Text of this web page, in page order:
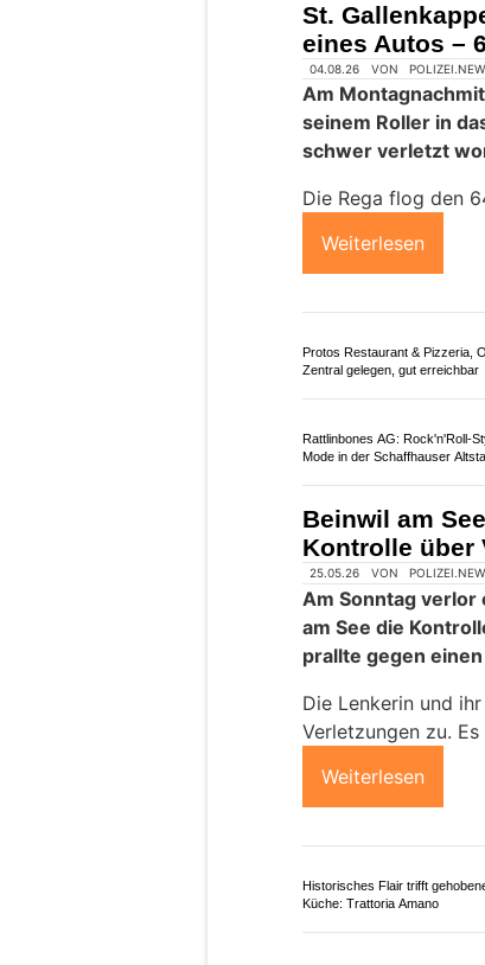
Der Lenker sowie
verletzt. An beiden
Kollision
Überholmanöver
Weiterlesen
HCW GmbH, Hausen AG –
und Autoglas aus einer Hand
Vida y Salud: Fusspflege-
Stressabbau – Schönenwerd
St.